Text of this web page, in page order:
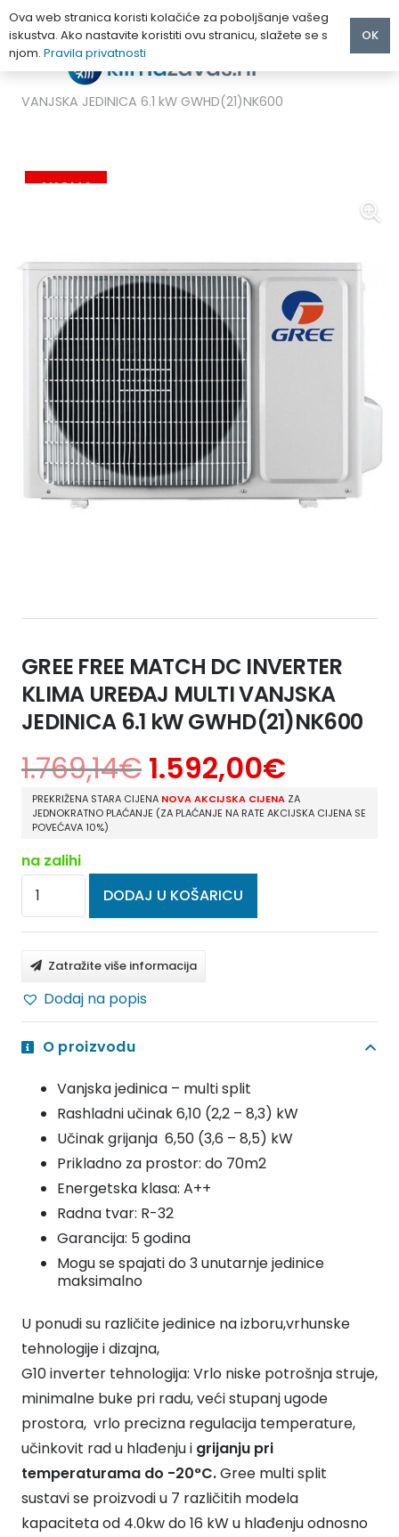
GREE FREE MATCH DC INVERTER KLIMA UREĐAJ MULTI
VANJSKA JEDINICA 6.1 kW GWHD(21)NK600
AKCIJA
GREE FREE MATCH DC INVERTER
KLIMA UREĐAJ MULTI VANJSKA
JEDINICA 6.1 kW GWHD(21)NK600
1.769,14€ 1.592,00€
PREKRIŽENA STARA CIJENA NOVA AKCIJSKA CIJENA ZA
JEDNOKRATNO PLAĆANJE (ZA PLAĆANJE NA RATE AKCIJSKA CIJENA SE
POVEĆAVA 10%)
na zalihi
GREE
FREE
MATCH
DC
KLIMA
MULTI
VANJSKA
JEDINICA
kW
GWHD(21)NK600
količina
DODAJ U KOŠARICU
Zatražite više informacija
Dodaj na popis
O proizvodu
Vanjska jedinica – multi split
Rashladni učinak 6,10 (2,2 – 8,3) kW
Učinak grijanja 6,50 (3,6 – 8,5) kW
Prikladno za prostor: do 70m2
Energetska klasa: A++
Radna tvar: R-32
Garancija: 5 godina
Mogu se spajati do 3 unutarnje jedinice
maksimalno
U ponudi su različite jedinice na izboru,vrhunske
tehnologije i dizajna,
G10 inverter tehnologija: Vrlo niske potrošnja struje,
minimalne buke pri radu, veći stupanj ugode
prostora, vrlo precizna regulacija temperature,
učinkovit rad u hlađenju i grijanju pri
temperaturama do -20°C.Gree multi split
sustavi se proizvodi u 7 različitih modela
kapaciteta od 4.0kw do 16 kW u hlađenju odnosno
Ova web stranica koristi kolačiće za poboljšanje vašeg
iskustva. Ako nastavite koristiti ovu stranicu, slažete se s
njom. Pravila privatnosti
OK